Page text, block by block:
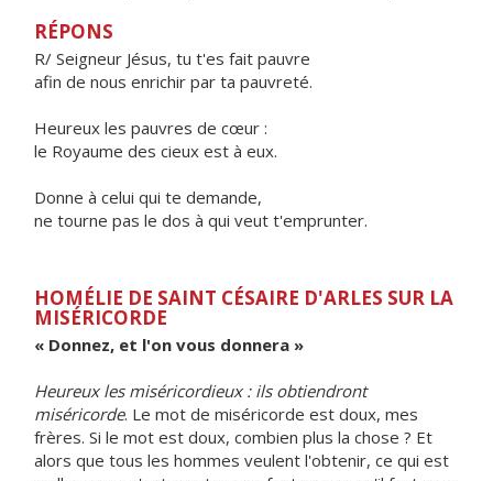
RÉPONS
R/ Seigneur Jésus, tu t'es fait pauvre
afin de nous enrichir par ta pauvreté.
Heureux les pauvres de cœur :
le Royaume des cieux est à eux.
Donne à celui qui te demande,
ne tourne pas le dos à qui veut t'emprunter.
HOMÉLIE DE SAINT CÉSAIRE D'ARLES SUR LA
MISÉRICORDE
« Donnez, et l'on vous donnera »
Heureux les miséricordieux : ils obtiendront
miséricorde. Le mot de miséricorde est doux, mes
frères. Si le mot est doux, combien plus la chose ? Et
alors que tous les hommes veulent l'obtenir, ce qui est